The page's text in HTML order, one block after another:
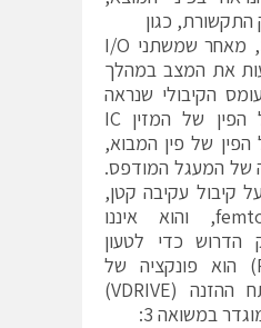
התקשורת, כגון
SCLK ,CS ו-SDO, מאחר שמשתני I/O
את המצב במהלך
הקיבולי שנראה
במוצא הוא קיבול הפין של המזין IC
הפין של פין המבוא,
של המעגל המודפס.
קיבול עקיבה קטן,
בתחום ה-femtofarad, והוא איננו
הדרוש כדי לטעון
עומס קיבולי (PL) הוא פונקציה של
העומס (CL), מתח ההזנה (VDRIVE)